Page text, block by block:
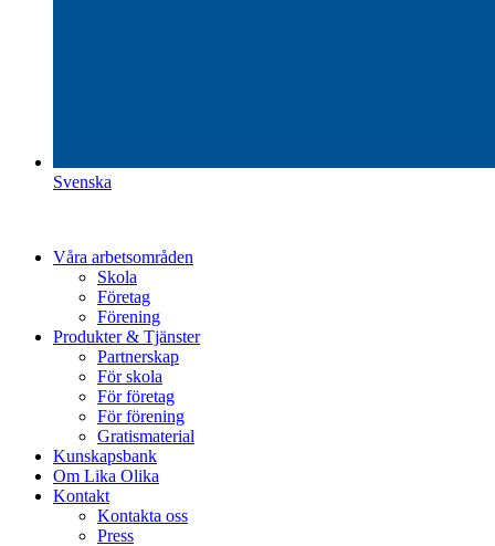
Svenska
Våra arbetsområden
Skola
Företag
Förening
Produkter & Tjänster
Partnerskap
För skola
För företag
För förening
Gratismaterial
Kunskapsbank
Om Lika Olika
Kontakt
Kontakta oss
Press